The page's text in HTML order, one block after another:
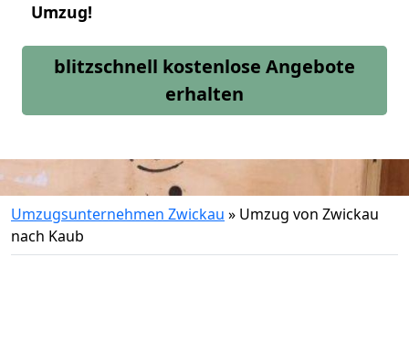
Umzug!
blitzschnell kostenlose Angebote
erhalten
Umzugsunternehmen Zwickau » Umzug von Zwickau
nach Kaub